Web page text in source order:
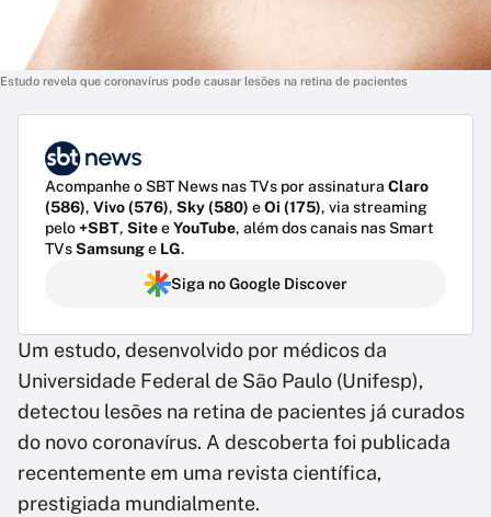
Estudo revela que coronavírus pode causar lesões na retina de pacientes
Acompanhe o SBT News nas TVs por assinatura Claro
(586), Vivo (576), Sky (580) eOi (175), via streaming
pelo+SBT, SiteeYouTube, além dos canais nas Smart
TVsSamsunge LG.
Siga no Google Discover
Um estudo, desenvolvido por médicos da
Universidade Federal de São Paulo (Unifesp),
detectou lesões na retina de pacientes já curados
do novo coronavírus. A descoberta foi publicada
recentemente em uma revista científica,
prestigiada mundialmente.